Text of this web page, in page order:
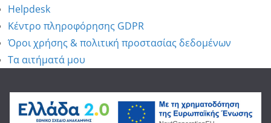
Helpdesk
Κέντρο πληροφόρησης GDPR
Όροι χρήσης & πολιτική προστασίας δεδομένων
Τα αιτήματά μου